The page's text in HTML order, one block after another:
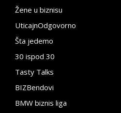
Žene u biznisu
UticajnOdgovorno
Šta jedemo
30 ispod 30
Tasty Talks
BIZBendovi
BMW biznis liga